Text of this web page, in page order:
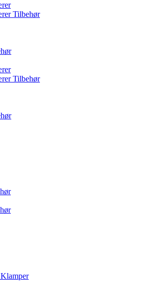
Tilbehør
Tilbehør